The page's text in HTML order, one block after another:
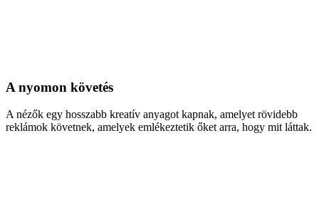
A nyomon követés
A nézők egy hosszabb kreatív anyagot kapnak, amelyet rövidebb
reklámok követnek, amelyek emlékeztetik őket arra, hogy mit láttak.